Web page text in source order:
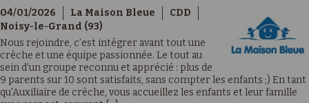
04/01/2026 La Maison Bleue
CDD
Noisy-le-Grand (93)
Nous rejoindre, c’est intégrer avant tout une
crèche et une équipe passionnée. Le tout au
sein d’un groupe reconnu et apprécié : plus de
9 parents sur 10 sont satisfaits, sans compter les enfants ;) En tant
qu'Auxiliaire de crèche, vous accueillez les enfants et leur famille